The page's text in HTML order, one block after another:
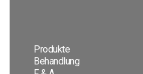
Produkte
Behandlung